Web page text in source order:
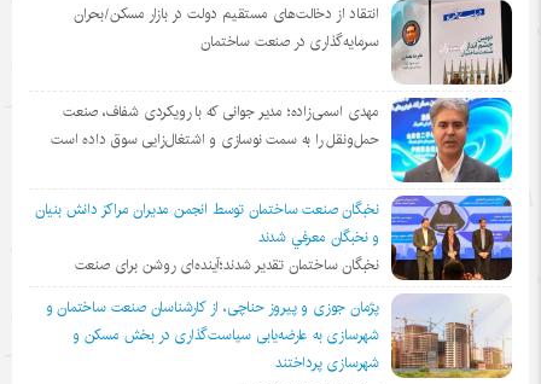
انتقاد از دخالت‌های مستقیم دولت در بازار مسکن/بحران
سرمایه‌گذاری در صنعت ساختمان
مهدی اسمی‌زاده؛ مدیر جوانی که با رویکردی شفاف، صنعت
حمل‌ونقل را به سمت نوسازی و اشتغال‌زایی سوق داده است
نخبگان صنعت ساختمان توسط انجمن مديران مراكز دانش بنيان
و نخبگان معرفي شدند
نخبگان ساختمان تقدیر شدند؛آینده‌ای روشن برای صنعت
پژمان جوزی و پیروز حناچی، از کارشناسان صنعت ساختمان و
شهرسازی به عارضه‌یابی سیاست‌گذاری در بخش مسکن و
شهرسازی پرداختند